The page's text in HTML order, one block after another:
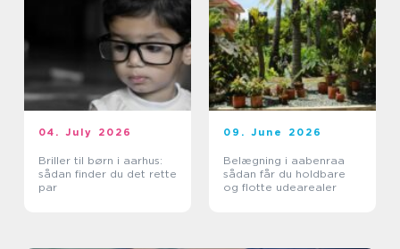
04. July 2026
Briller til børn i aarhus:
sådan finder du det rette
par
09. June 2026
Belægning i aabenraa
sådan får du holdbare
og flotte udearealer